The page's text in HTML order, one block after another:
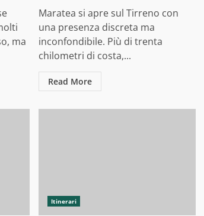
ma
Maratea si apre sul Tirreno con
una presenza discreta ma
inconfondibile. Più di trenta
chilometri di costa,...
Read More
Itinerari